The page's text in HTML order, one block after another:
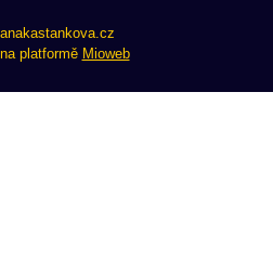
platformě Mioweb